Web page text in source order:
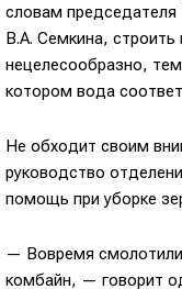
словам председателя
В.А. Семкина,
нецелесообразно,
котором вода
Не обходит своим
руководство
помощь при уборке
— Вовремя
комбайн, — говорит